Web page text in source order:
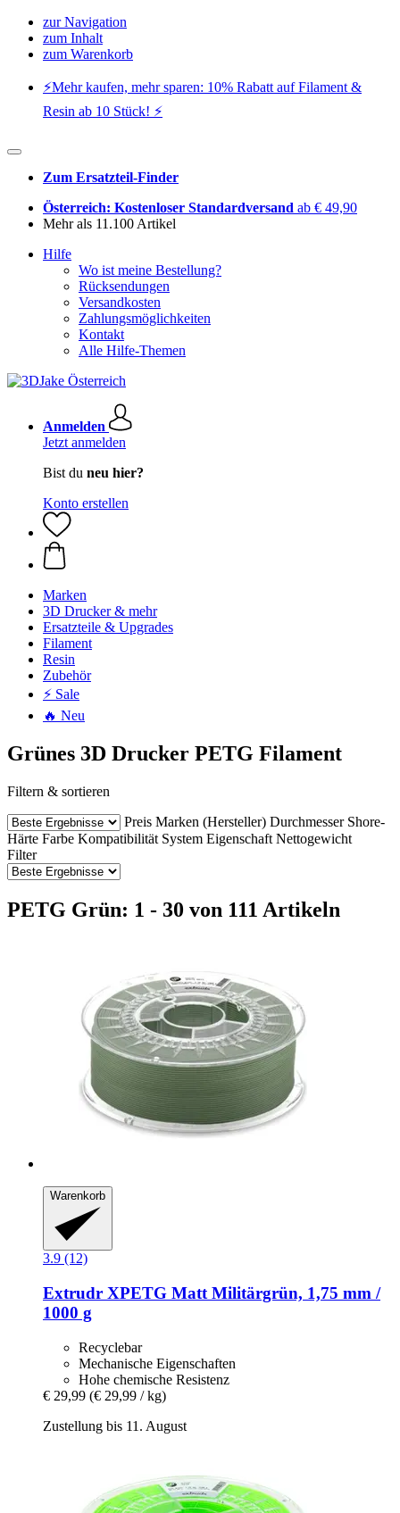
zur Navigation
zum Inhalt
zum Warenkorb
⚡️Mehr kaufen, mehr sparen: 10% Rabatt auf Filament &
Resin ab 10 Stück! ⚡️
Zum Ersatzteil-Finder
Österreich: Kostenloser Standardversand ab € 49,90
Mehr als 11.100 Artikel
Hilfe
Wo ist meine Bestellung?
Rücksendungen
Versandkosten
Zahlungsmöglichkeiten
Kontakt
Alle Hilfe-Themen
Anmelden
Jetzt anmelden
Bist du neu hier?
Konto erstellen
Marken
3D Drucker & mehr
Ersatzteile & Upgrades
Filament
Resin
Zubehör
⚡ Sale
🔥 Neu
Grünes 3D Drucker PETG Filament
Filtern & sortieren
Preis Marken (Hersteller) Durchmesser Shore-
Härte Farbe Kompatibilität System Eigenschaft Nettogewicht
Filter
PETG Grün: 1 - 30 von 111 Artikeln
Warenkorb
3.9 (12)
Extrudr XPETG Matt Militärgrün, 1,75 mm /
1000 g
Recyclebar
Mechanische Eigenschaften
Hohe chemische Resistenz
€ 29,99 (€ 29,99 / kg)
Zustellung bis 11. August